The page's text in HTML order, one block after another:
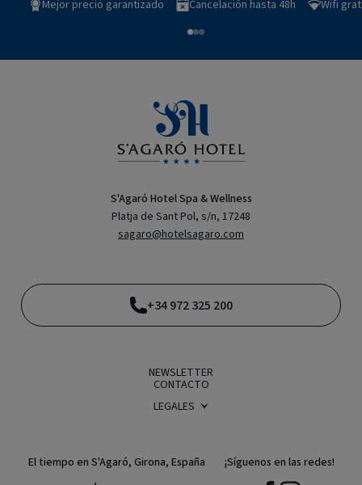
Mejor precio garantizado
Cancelación hasta 48h Wifi
S'Agaró Hotel Spa & Wellness
Platja de Sant Pol, s/n, 17248
sagaro@hotelsagaro.com
+34 972 325 200
NEWSLETTER
CONTACTO
LEGALES
POLÍTICA DE COOKIES
El tiempo en S'Agaró, Girona, España ¡Síguenos en las redes!